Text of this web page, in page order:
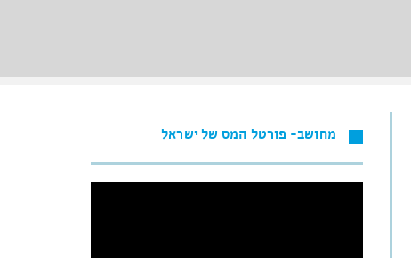
מחושב- פורטל המס של ישראל